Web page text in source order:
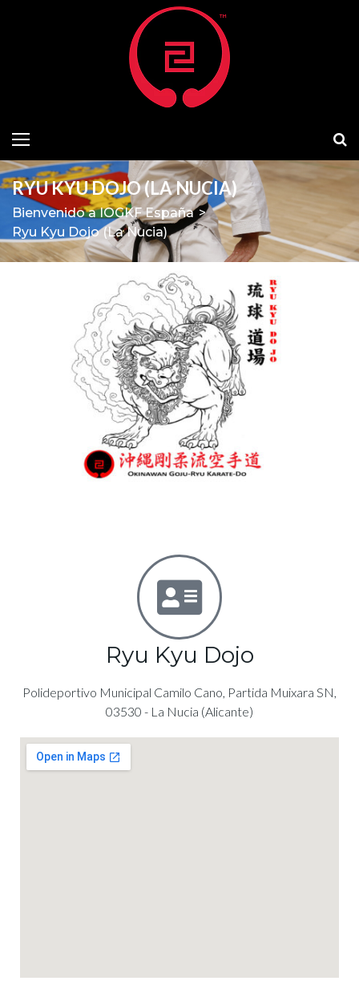
RYU KYU DOJO (LA NUCIA)
Bienvenido a IOGKF España >
Ryu Kyu Dojo (La Nucia)
Ryu Kyu Dojo
Polideportivo Municipal Camilo Cano, Partida Muixara SN,
03530 - La Nucia (Alicante)